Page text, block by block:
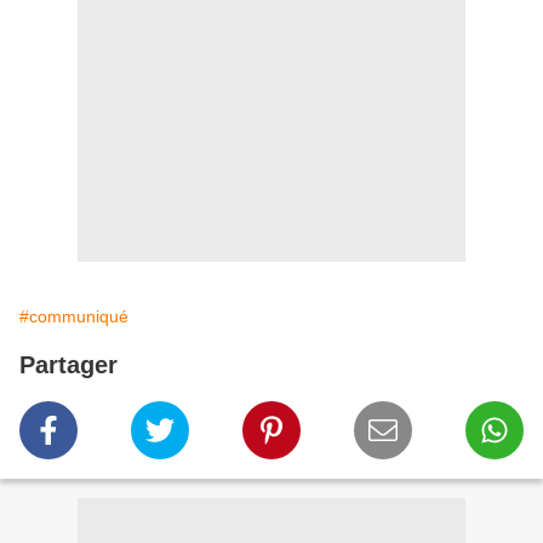
#communiqué
Partager